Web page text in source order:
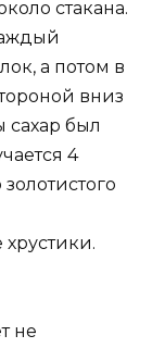
стакана.
а потом в
вниз
сахар был
4
не